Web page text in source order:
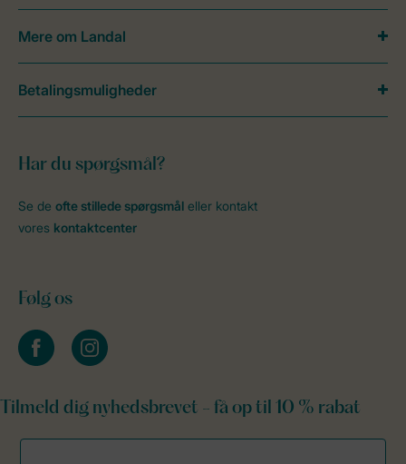
Har du spørgsmål?
Se de ofte stillede spørgsmål eller kontakt
vores kontaktcenter
Følg os
facebookinstagram
Tilmeld dig nyhedsbrevet - få op til 10 % rabat
Mere om Landal
Betalingsmuligheder